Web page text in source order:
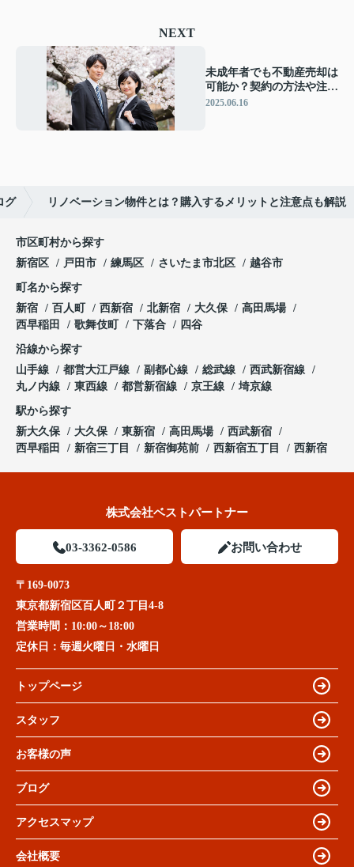
NEXT
未成年者でも不動産売却は
可能か？契約の方法や注意
点についても解説
2025.06.16
グ リノベーション物件とは？購入するメリットと注意点も解説
市区町村から探す
新宿区
戸田市 練馬区 さいたま市北区 越谷市
町名から探す
新宿
百人町 西新宿 北新宿 大久保
高田馬場
西早稲田
歌舞伎町 下落合 四谷
沿線から探す
山手線
都営大江戸線 副都心線 総武線
西武新宿線
丸ノ内線
東西線 都営新宿線 京王線 埼京線
駅から探す
新大久保
大久保 東新宿 高田馬場
西武新宿
西早稲田
新宿三丁目 新宿御苑前 西新宿五丁目 西新宿
株式会社ベストパートナー
03-3362-0586 お問い合わせ
〒169-0073
東京都新宿区百人町２丁目4-8
営業時間： 10:00～18:00
定休日： 毎週火曜日・水曜日
トップページ
スタッフ
お客様の声
ブログ
アクセスマップ
会社概要